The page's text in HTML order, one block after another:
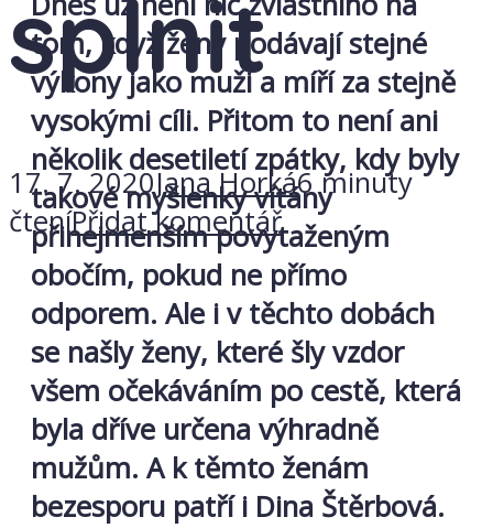
splnit
17. 7. 2020Jana Horká6 minuty
čteníPřidat komentář
tom, když ženy podávají stejné
výkony jako muži a míří za stejně
vysokými cíli. Přitom to není ani
několik desetiletí zpátky, kdy byly
takové myšlenky vítány
přinejmenším povytaženým
obočím, pokud ne přímo
odporem. Ale i v těchto dobách
se našly ženy, které šly vzdor
všem očekáváním po cestě, která
byla dříve určena výhradně
mužům. A k těmto ženám
bezesporu patří i Dina Štěrbová.